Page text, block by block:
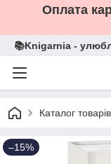
Оплата
📚Knigarnia -
Каталог товарів
–15%